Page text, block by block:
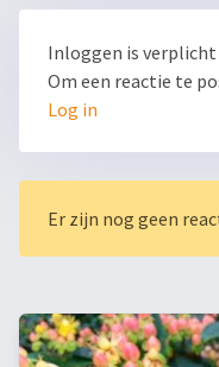
Inloggen is verplicht
Om een reactie te
Log in
Er zijn nog geen